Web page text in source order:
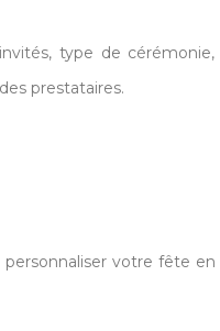
type de cérémonie,
prestataires.
votre fête